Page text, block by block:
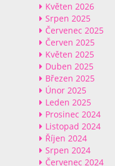
Květen 2026
Srpen 2025
Červenec 2025
Červen 2025
Květen 2025
Duben 2025
Březen 2025
Únor 2025
Leden 2025
Prosinec 2024
Listopad 2024
Říjen 2024
Srpen 2024
Červenec 2024